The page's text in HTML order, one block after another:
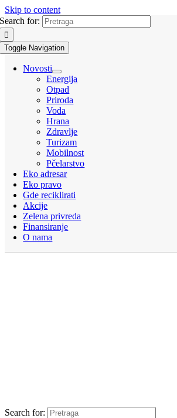
Skip to content
Search for:
Toggle Navigation
Novosti
Energija
Otpad
Priroda
Voda
Hrana
Zdravlje
Turizam
Mobilnost
Pčelarstvo
Eko adresar
Eko pravo
Gde reciklirati
Akcije
Zelena privreda
Finansiranje
O nama
Search for: